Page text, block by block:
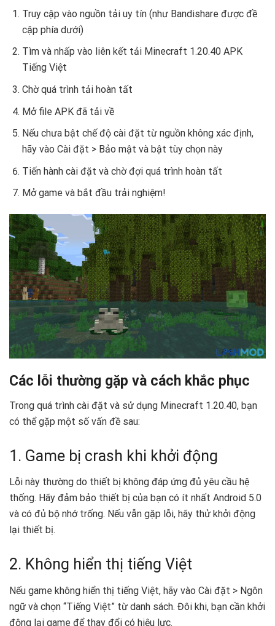
Truy cập vào nguồn tải uy tín (như Bandishare được đề
cập phía dưới)
Tìm và nhấp vào liên kết tải Minecraft 1.20.40 APK
Tiếng Việt
Chờ quá trình tải hoàn tất
Mở file APK đã tải về
Nếu chưa bật chế độ cài đặt từ nguồn không xác định,
hãy vào Cài đặt > Bảo mật và bật tùy chọn này
Tiến hành cài đặt và chờ đợi quá trình hoàn tất
Mở game và bắt đầu trải nghiệm!
Các lỗi thường gặp và cách khắc phục
Trong quá trình cài đặt và sử dụng Minecraft 1.20.40, bạn
có thể gặp một số vấn đề sau:
1. Game bị crash khi khởi động
Lỗi này thường do thiết bị không đáp ứng đủ yêu cầu hệ
thống. Hãy đảm bảo thiết bị của bạn có ít nhất Android 5.0
và có đủ bộ nhớ trống. Nếu vẫn gặp lỗi, hãy thử khởi động
lại thiết bị.
2. Không hiển thị tiếng Việt
Nếu game không hiển thị tiếng Việt, hãy vào Cài đặt > Ngôn
ngữ và chọn “Tiếng Việt” từ danh sách. Đôi khi, bạn cần khởi
động lại game để thay đổi có hiệu lực.